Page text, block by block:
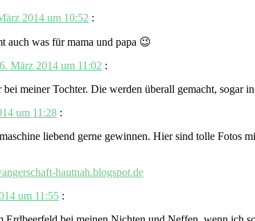
2014 um 10:52 :
auch was für mama und papa 😉
März 2014 um 11:02 :
bei meiner Tochter. Die werden überall gemacht, sogar
um 11:28 :
liebend gerne gewinnen. Hier sind tolle Fotos
hautnah.blogspot.de
um 11:55 :